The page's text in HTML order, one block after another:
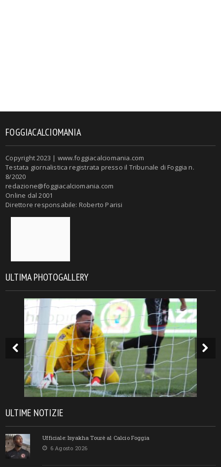
FOGGIACALCIOMANIA
Copyright 2023 | www.foggiacalciomania.com
Testata giornalistica registrata presso il Tribunale di Foggia n.
8/2020
redazione@foggiacalciomania.com
Online dal 2001
Direttore responsabile: Roberto Parisi
ULTIMA PHOTOGALLERY
ULTIME NOTIZIE
Ufficiale: Isyakha Tourè al Calcio Foggia
6 Agosto 2026